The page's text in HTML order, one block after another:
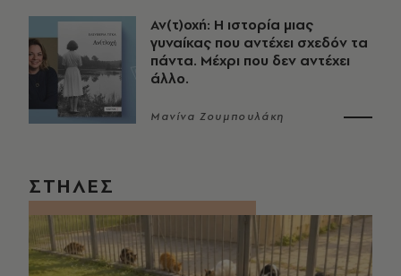
Αν(τ)οχή: Η ιστορία μιας
γυναίκας που αντέχει σχεδόν τα
πάντα. Μέχρι που δεν αντέχει
άλλο.
Μανίνα Ζουμπουλάκη
ΣΤΗΛΕΣ